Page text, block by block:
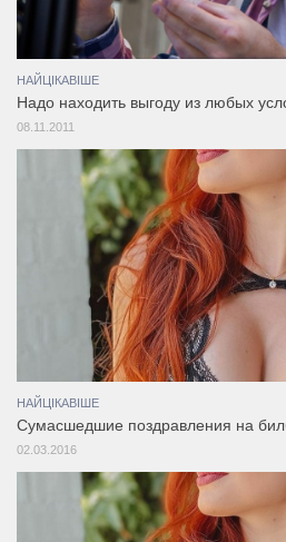
НАЙЦІКАВІШЕ
Надо находить выгоду из любых
08.11.2011
НАЙЦІКАВІШЕ
Сумасшедшие поздравления на
02.03.2016